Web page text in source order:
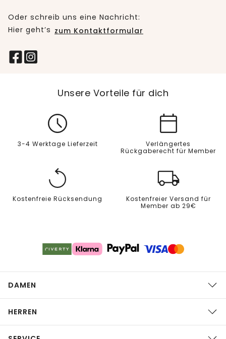
Oder schreib uns eine Nachricht:
Hier geht’s zum Kontaktformular
Unsere Vorteile für dich
3-4 Werktage Lieferzeit
Verlängertes
Rückgaberecht für Member
Kostenfreie Rücksendung
Kostenfreier Versand für
Member ab 29€
DAMEN
HERREN